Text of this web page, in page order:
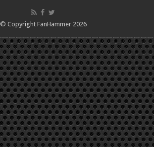
© Copyright FanHammer 2026